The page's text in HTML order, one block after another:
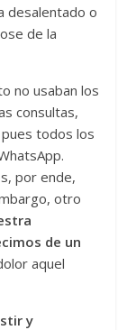
desalentado o
de la
no usaban los
consultas,
todos los
por ende,
otro
de un
aquel
y